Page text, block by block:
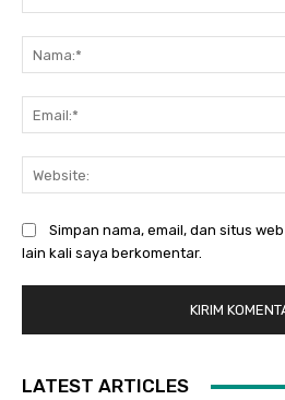
Simpan nama, email, dan situs
lain kali saya berkomentar.
LATEST ARTICLES